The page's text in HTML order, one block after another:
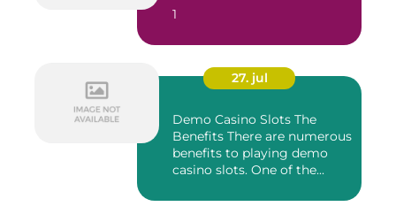
1
27. jul
Demo Casino Slots The
Benefits There are numerous
benefits to playing demo
casino slots. One of the...